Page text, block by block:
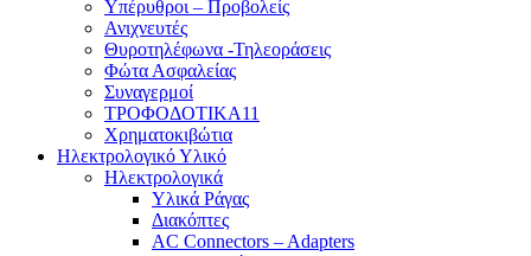
Υπέρυθροι – Προβολείς
Ανιχνευτές
Θυροτηλέφωνα -Τηλεοράσεις
Φώτα Ασφαλείας
Συναγερμοί
ΤΡΟΦΟΔΟΤΙΚΑ11
Χρηματοκιβώτια
Ηλεκτρολογικό Υλικό
Ηλεκτρολογικά
Υλικά Ράγας
Διακόπτες
AC Connectors – Adapters